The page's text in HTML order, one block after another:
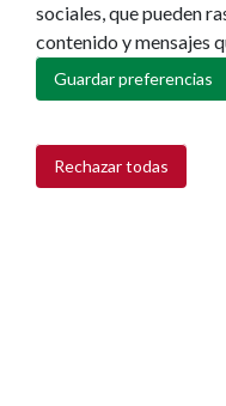
sociales, que pueden
contenido y mensajes
Guardar preferencias
Rechazar todas
Retirar consentimiento